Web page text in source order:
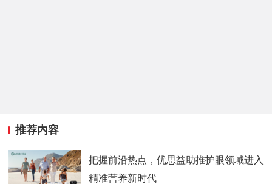
推荐内容
把握前沿热点，优思益助推护眼领域进入
精准营养新时代